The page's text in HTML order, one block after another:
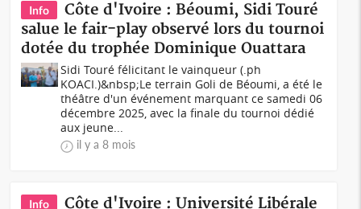
Info
Côte d'Ivoire : Béoumi, Sidi Touré
salue le fair-play observé lors du tournoi
dotée du trophée Dominique Ouattara
Sidi Touré félicitant le vainqueur (.ph
KOACI.)&nbsp;Le terrain Goli de Béoumi, a été le
théâtre d'un événement marquant ce samedi 06
décembre 2025, avec la finale du tournoi dédié
aux jeune...
il y a 8 mois
Info Côte d'Ivoire : Université Libérale